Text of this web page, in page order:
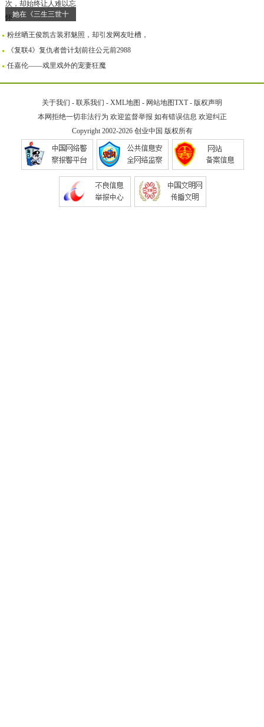
她在《三生三世十
粉丝晒王俊凯古装邪魅照，却引发网友吐槽，
《复联4》复仇者曾计划前往公元前2988
任嘉伦——戏里戏外的宠妻狂魔
关于我们 - 联系我们 - XML地图 - 网站地图TXT- 版权声明
本网拒绝一切非法行为 欢迎监督举报 如有错误信息 欢迎纠正
Copyright 2002-2026 创业中国 版权所有